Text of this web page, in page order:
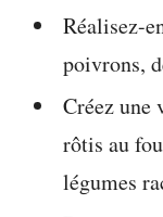
Réalisez-
poivrons,
Créez une
rôtis au
légumes